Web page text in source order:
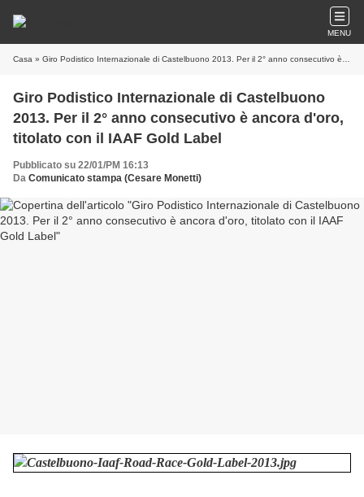
MENU
Casa » Giro Podistico Internazionale di Castelbuono 2013. Per il 2° anno consecutivo è ancora d'oro, titolato con il IAAF Gold Label
Giro Podistico Internazionale di Castelbuono
2013. Per il 2° anno consecutivo è ancora d'oro,
titolato con il IAAF Gold Label
Pubblicato su 22/01/PM 16:13
Da Comunicato stampa (Cesare Monetti)